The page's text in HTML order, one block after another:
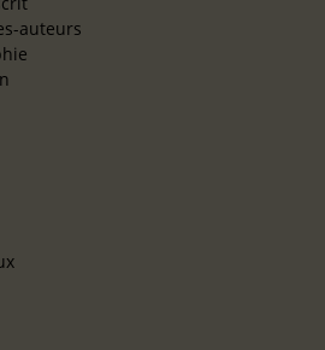
auteurs